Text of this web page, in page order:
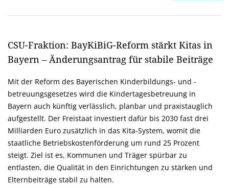
CSU-Fraktion: BayKiBiG-Reform stärkt Kitas in
Bayern – Änderungsantrag für stabile Beiträge
Mit der Reform des Bayerischen Kinderbildungs- und -
betreuungsgesetzes wird die Kindertagesbetreuung in
Bayern auch künftig verlässlich, planbar und praxistauglich
aufgestellt. Der Freistaat investiert dafür bis 2030 fast drei
Milliarden Euro zusätzlich in das Kita-System, womit die
staatliche Betriebskostenförderung um rund 25 Prozent
steigt. Ziel ist es, Kommunen und Träger spürbar zu
entlasten, die Qualität in den Einrichtungen zu stärken und
Elternbeiträge stabil zu halten.